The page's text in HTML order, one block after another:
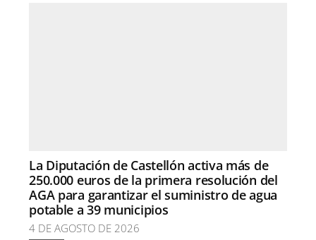
La Diputación de Castellón activa más de
250.000 euros de la primera resolución del
AGA para garantizar el suministro de agua
potable a 39 municipios
4 DE AGOSTO DE 2026